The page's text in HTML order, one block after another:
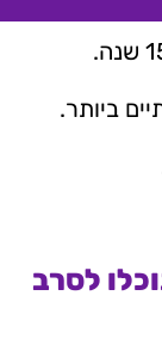
ביותר.
לסרב